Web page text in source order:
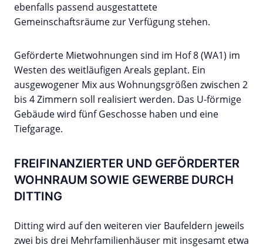
ebenfalls passend ausgestattete
Gemeinschaftsräume zur Verfügung stehen.
Geförderte Mietwohnungen sind im Hof 8 (WA1) im
Westen des weitläufigen Areals geplant. Ein
ausgewogener Mix aus Wohnungsgrößen zwischen 2
bis 4 Zimmern soll realisiert werden. Das U-förmige
Gebäude wird fünf Geschosse haben und eine
Tiefgarage.
FREIFINANZIERTER UND GEFÖRDERTER
WOHNRAUM SOWIE GEWERBE DURCH
DITTING
Ditting wird auf den weiteren vier Baufeldern jeweils
zwei bis drei Mehrfamilienhäuser mit insgesamt etwa